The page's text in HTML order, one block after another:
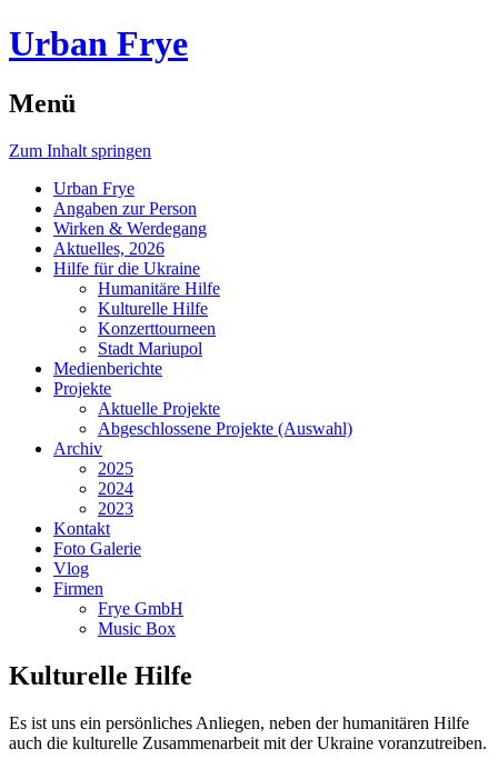
Urban Frye
Menü
Zum Inhalt springen
Urban Frye
Angaben zur Person
Wirken & Werdegang
Aktuelles, 2026
Hilfe für die Ukraine
Humanitäre Hilfe
Kulturelle Hilfe
Konzerttourneen
Stadt Mariupol
Medienberichte
Projekte
Aktuelle Projekte
Abgeschlossene Projekte (Auswahl)
Archiv
2025
2024
2023
Kontakt
Foto Galerie
Vlog
Firmen
Frye GmbH
Music Box
Kulturelle Hilfe
Es ist uns ein persönliches Anliegen, neben der humanitären Hilfe
auch die kulturelle Zusammenarbeit mit der Ukraine voranzutreiben.